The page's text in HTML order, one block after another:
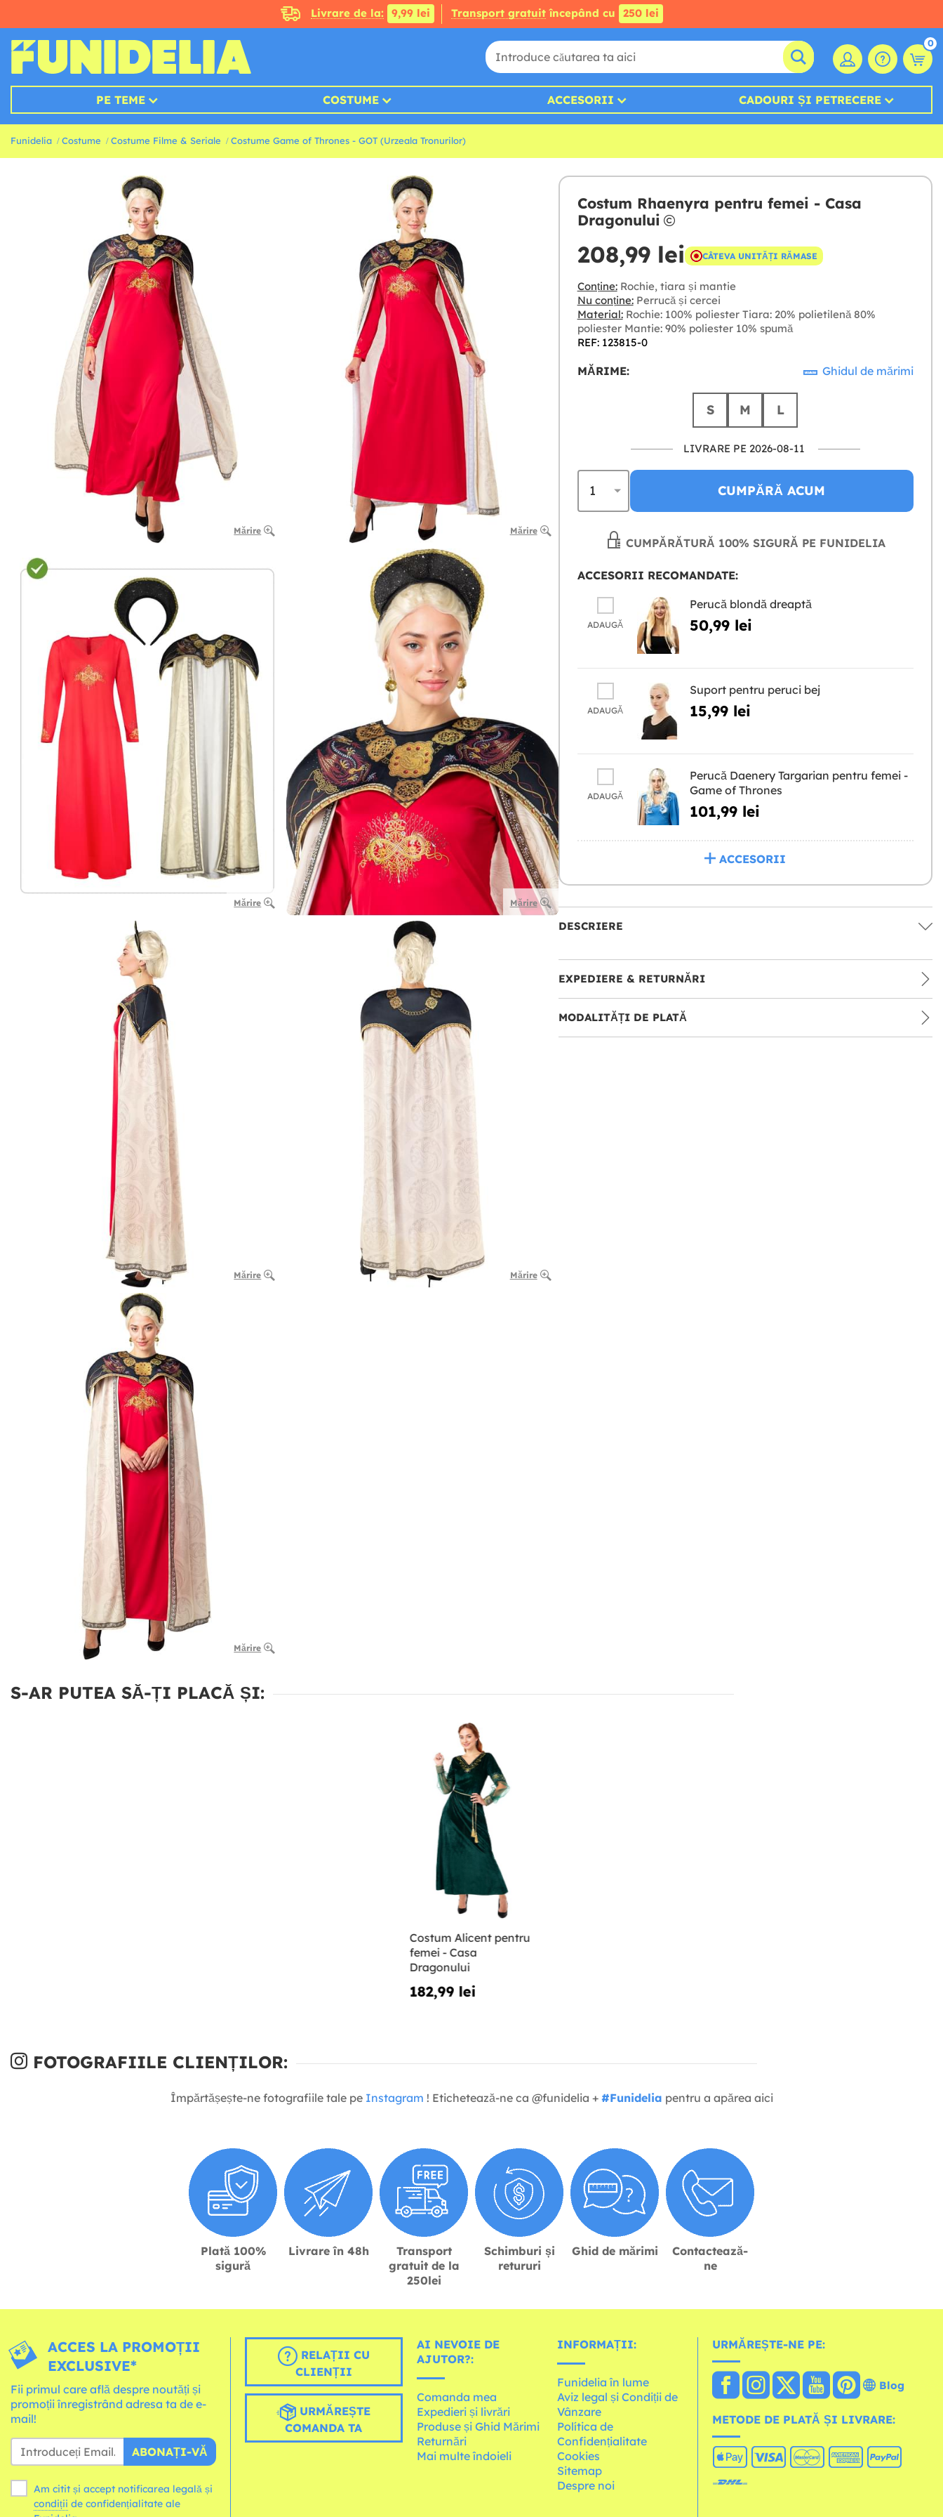
Livrare de la: 9,99 lei Transport gratuitîncepând cu 250 lei
0
PE TEME COSTUME ACCESORII CADOURI ȘI PETRECERE
Funidelia Costume Costume Filme & Seriale Costume Game of Thrones - GOT (Urzeala Tronurilor)
Mărire Mărire
Mărire Mărire
Mărire Mărire
Mărire
Costum Rhaenyra pentru femei - Casa
Dragonului
208,99 lei CÂTEVA UNITĂȚI RĂMASE
Conține:Rochie, tiara și mantie
Nu conține:Perrucă și cercei
Material:Rochie: 100% poliester Tiara: 20% polietilenă 80%
poliester Mantie: 90% poliester 10% spumă
REF: 123815-0
MĂRIME: Ghidul de mărimi
S M L
LIVRARE PE 2026-08-11
CUMPĂRĂ ACUM
CUMPĂRĂTURĂ 100% SIGURĂ PE FUNIDELIA
ACCESORII RECOMANDATE:
ADAUGĂ
Perucă blondă dreaptă
50,99 lei
ADAUGĂ
Suport pentru peruci bej
15,99 lei
ADAUGĂ
Perucă Daenery Targarian pentru femei -
Game of Thrones
101,99 lei
ACCESORII
DESCRIERE
EXPEDIERE & RETURNĂRI
MODALITĂȚI DE PLATĂ
S-AR PUTEA SĂ-ȚI PLACĂ ȘI:
Costum Alicent pentru
femei - Casa
Dragonului
182,99 lei
FOTOGRAFIILE CLIENȚILOR:
Împărtășește-ne fotografiile tale pe Instagram ! Etichetează-ne ca @funidelia + #Funidelia pentru a apărea aici
Plată 100%
sigură
Livrare în 48h
Transport
gratuit de la
250lei
Schimburi și
retururi
Ghid de mărimi
Contactează-
ne
ACCES LA PROMOȚII
EXCLUSIVE*
Fii primul care află despre noutăți și
promoții înregistrând adresa ta de e-
mail!
ABONAȚI-VĂ
Am citit și accept notificarea legală și
condiții
RELAȚII CU
CLIENȚII
URMĂREȘTE
COMANDA TA
AI NEVOIE DE
AJUTOR?:
Comanda mea
Expedieri și livrări
Produse și Ghid Mărimi
Returnări
Mai multe îndoieli
INFORMAȚII:
Funidelia în lume
Aviz legal și Condiții de
Vânzare
Política de
Confidențialitate
Cookies
Sitemap
Despre noi
URMĂREȘTE-NE PE:
Blog
METODE DE PLATĂ ȘI LIVRARE: